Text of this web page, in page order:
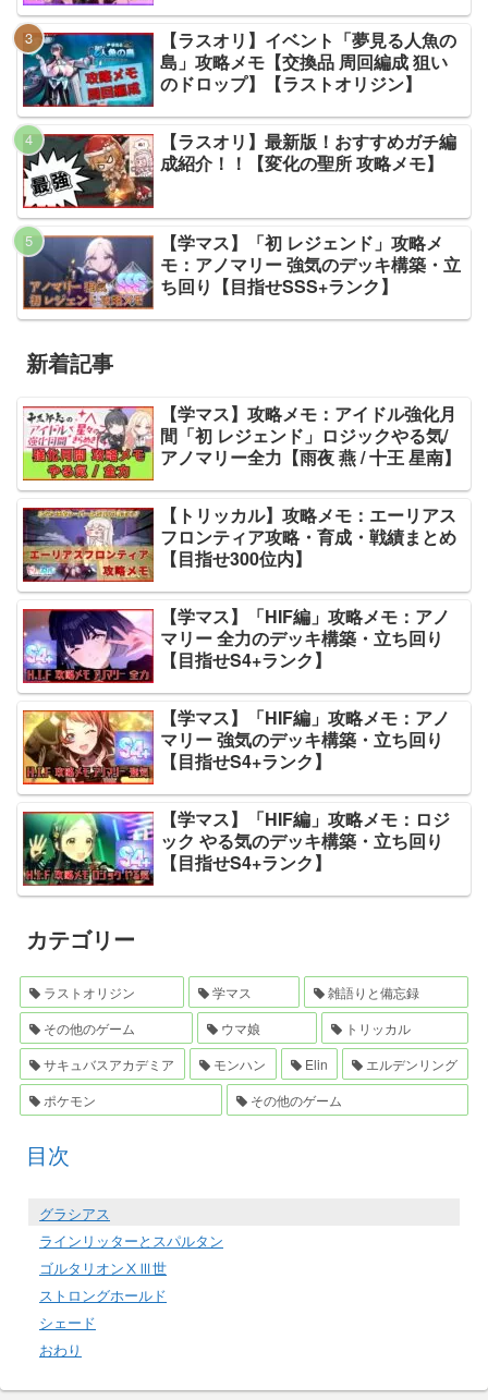
【ラスオリ】イベント「夢見る人魚の
島」攻略メモ【交換品 周回編成 狙い
のドロップ】【ラストオリジン】
【ラスオリ】最新版！おすすめガチ編
成紹介！！【変化の聖所 攻略メモ】
【学マス】「初 レジェンド」攻略メ
モ：アノマリー 強気のデッキ構築・立
ち回り【目指せSSS+ランク】
新着記事
【学マス】攻略メモ：アイドル強化月
間「初 レジェンド」ロジックやる気/
アノマリー全力【雨夜 燕 / 十王 星南】
【トリッカル】攻略メモ：エーリアス
フロンティア攻略・育成・戦績まとめ
【目指せ300位内】
【学マス】「HIF編」攻略メモ：アノ
マリー 全力のデッキ構築・立ち回り
【目指せS4+ランク】
【学マス】「HIF編」攻略メモ：アノ
マリー 強気のデッキ構築・立ち回り
【目指せS4+ランク】
【学マス】「HIF編」攻略メモ：ロジ
ック やる気のデッキ構築・立ち回り
【目指せS4+ランク】
カテゴリー
ラストオリジン 学マス
雑語りと備忘録
その他のゲーム
ウマ娘
トリッカル
サキュバスアカデミア
モンハン Elin
エルデンリング
ポケモン
その他のゲーム
目次
グラシアス
ラインリッターとスパルタン
ゴルタリオンⅩⅢ世
ストロングホールド
シェード
おわり